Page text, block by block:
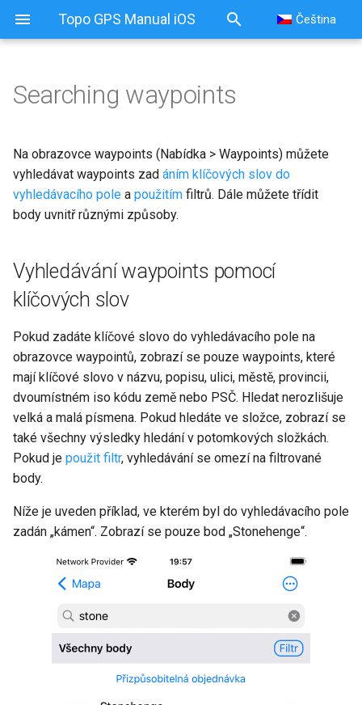
Topo GPS Manual iOS Čeština
Searching waypoints
Vyhledávání waypoints
pomocí klíčových slov
Sorting waypoints
Filtrování podle umístění
Searching waypoints
Na obrazovce waypoints (Nabídka > Waypoints) můžete
vyhledávat waypoints zad áním klíčových slov do
vyhledávacího pole a použitím filtrů. Dále můžete třídit
body uvnitř různými způsoby.
Vyhledávání waypoints pomocí
klíčových slov
Pokud zadáte klíčové slovo do vyhledávacího pole na
obrazovce waypointů, zobrazí se pouze waypoints, které
mají klíčové slovo v názvu, popisu, ulici, městě, provincii,
dvoumístném iso kódu země nebo PSČ. Hledat nerozlišuje
velká a malá písmena. Pokud hledáte ve složce, zobrazí se
také všechny výsledky hledání v potomkových složkách.
Pokud je použit filtr, vyhledávání se omezí na filtrované
body.
Níže je uveden příklad, ve kterém byl do vyhledávacího pole
zadán „kámen“. Zobrazí se pouze bod „Stonehenge“.